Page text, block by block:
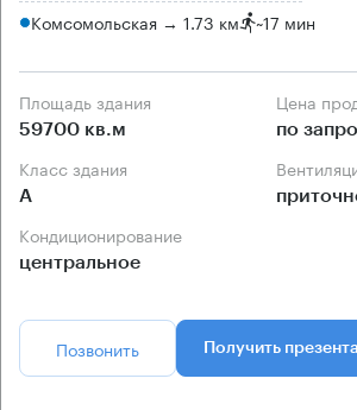
Комсомольская → 1.73 км ~17 мин
Площадь здания
59700 кв.м
Цена
по
Класс здания
А
Кондиционирование
центральное
Позвонить Получить